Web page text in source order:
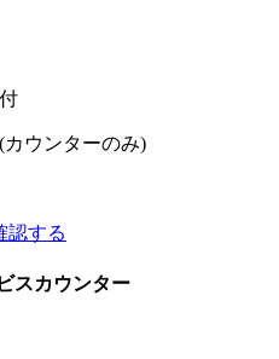
ウンターのみ)
認する
スカウンター